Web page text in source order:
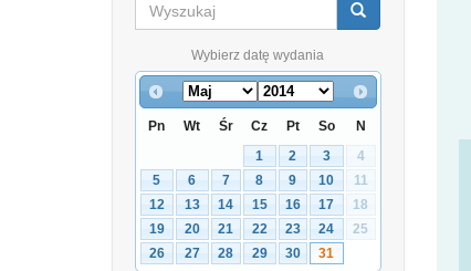
Wybierz datę wydania
Pn Wt Śr Cz Pt So
N
1
2 3
4
5
6 7 8 9 10
11
12
13 14 15 16 17
18
19
20 21 22 23 24
25
26
27 28 29 30 31